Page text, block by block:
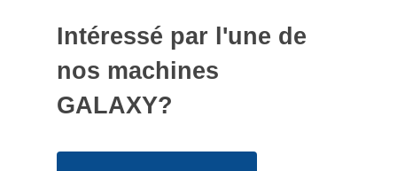
Intéressé par l'une de
nos machines
GALAXY?